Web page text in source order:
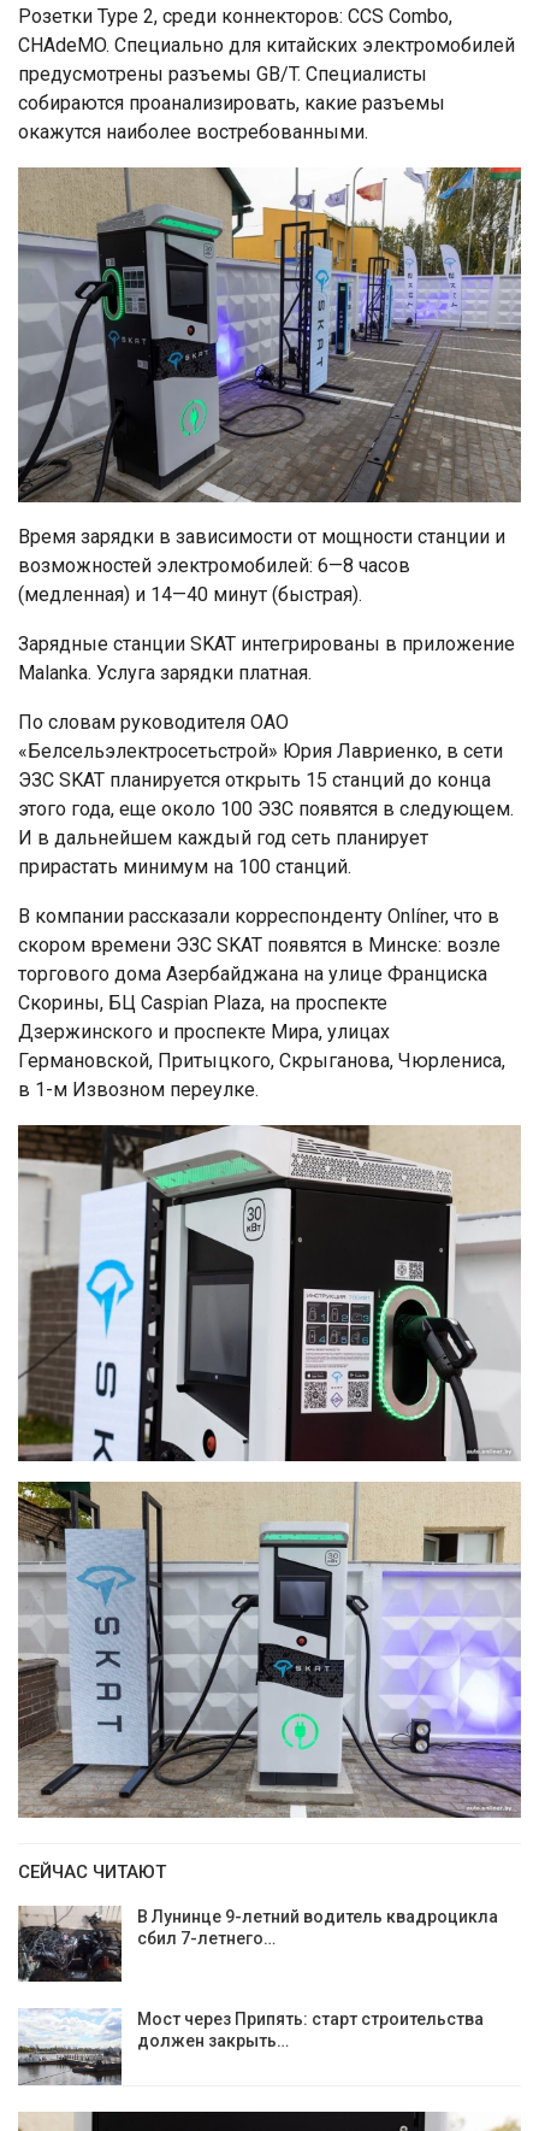
Розетки Type 2, среди коннекторов: CCS Combo,
CHAdeMO. Специально для китайских электромобилей
предусмотрены разъемы GB/T. Специалисты
собираются проанализировать, какие разъемы
окажутся наиболее востребованными.
Время зарядки в зависимости от мощности станции и
возможностей электромобилей: 6—8 часов
(медленная) и 14—40 минут (быстрая).
Зарядные станции SKAT интегрированы в приложение
Malanka. Услуга зарядки платная.
По словам руководителя ОАО
«Белсельэлектросетьстрой» Юрия Лавриенко, в сети
ЭЗС SKAT планируется открыть 15 станций до конца
этого года, еще около 100 ЭЗС появятся в следующем.
И в дальнейшем каждый год сеть планирует
прирастать минимум на 100 станций.
В компании рассказали корреспонденту Onlíner, что в
скором времени ЭЗС SKAT появятся в Минске: возле
торгового дома Азербайджана на улице Франциска
Скорины, БЦ Caspian Plaza, на проспекте
Дзержинского и проспекте Мира, улицах
Германовской, Притыцкого, Скрыганова, Чюрлениса,
в 1-м Извозном переулке.
СЕЙЧАС ЧИТАЮТ
В Лунинце 9-летний водитель квадроцикла
сбил 7-летнего…
Мост через Припять: старт строительства
должен закрыть…